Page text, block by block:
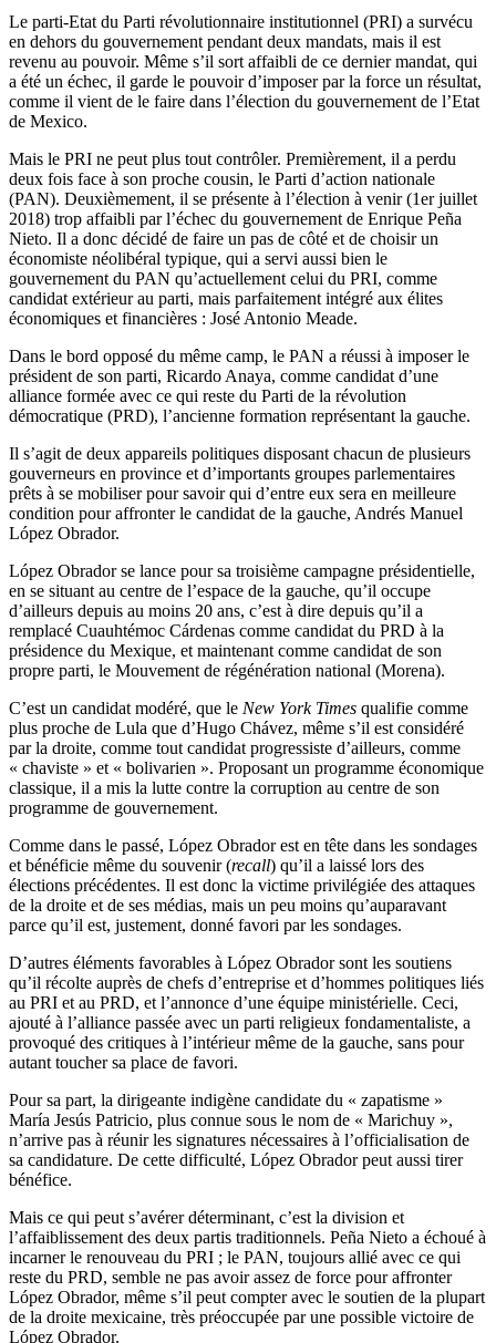
Le parti-Etat du Parti révolutionnaire institutionnel (PRI) a survécu
en dehors du gouvernement pendant deux mandats, mais il est
revenu au pouvoir. Même s’il sort affaibli de ce dernier mandat, qui
a été un échec, il garde le pouvoir d’imposer par la force un résultat,
comme il vient de le faire dans l’élection du gouvernement de l’Etat
de Mexico.
Mais le PRI ne peut plus tout contrôler. Premièrement, il a perdu
deux fois face à son proche cousin, le Parti d’action nationale
(PAN). Deuxièmement, il se présente à l’élection à venir (1er juillet
2018) trop affaibli par l’échec du gouvernement de Enrique Peña
Nieto. Il a donc décidé de faire un pas de côté et de choisir un
économiste néolibéral typique, qui a servi aussi bien le
gouvernement du PAN qu’actuellement celui du PRI, comme
candidat extérieur au parti, mais parfaitement intégré aux élites
économiques et financières : José Antonio Meade.
Dans le bord opposé du même camp, le PAN a réussi à imposer le
président de son parti, Ricardo Anaya, comme candidat d’une
alliance formée avec ce qui reste du Parti de la révolution
démocratique (PRD), l’ancienne formation représentant la gauche.
Il s’agit de deux appareils politiques disposant chacun de plusieurs
gouverneurs en province et d’importants groupes parlementaires
prêts à se mobiliser pour savoir qui d’entre eux sera en meilleure
condition pour affronter le candidat de la gauche, Andrés Manuel
López Obrador.
López Obrador se lance pour sa troisième campagne présidentielle,
en se situant au centre de l’espace de la gauche, qu’il occupe
d’ailleurs depuis au moins 20 ans, c’est à dire depuis qu’il a
remplacé Cuauhtémoc Cárdenas comme candidat du PRD à la
présidence du Mexique, et maintenant comme candidat de son
propre parti, le Mouvement de régénération national (Morena).
C’est un candidat modéré, que le New York Times qualifie comme
plus proche de Lula que d’Hugo Chávez, même s’il est considéré
par la droite, comme tout candidat progressiste d’ailleurs, comme
« chaviste » et « bolivarien ». Proposant un programme économique
classique, il a mis la lutte contre la corruption au centre de son
programme de gouvernement.
Comme dans le passé, López Obrador est en tête dans les sondages
et bénéficie même du souvenir (recall) qu’il a laissé lors des
élections précédentes. Il est donc la victime privilégiée des attaques
de la droite et de ses médias, mais un peu moins qu’auparavant
parce qu’il est, justement, donné favori par les sondages.
D’autres éléments favorables à López Obrador sont les soutiens
qu’il récolte auprès de chefs d’entreprise et d’hommes politiques liés
au PRI et au PRD, et l’annonce d’une équipe ministérielle. Ceci,
ajouté à l’alliance passée avec un parti religieux fondamentaliste, a
provoqué des critiques à l’intérieur même de la gauche, sans pour
autant toucher sa place de favori.
Pour sa part, la dirigeante indigène candidate du « zapatisme »
María Jesús Patricio, plus connue sous le nom de « Marichuy »,
n’arrive pas à réunir les signatures nécessaires à l’officialisation de
sa candidature. De cette difficulté, López Obrador peut aussi tirer
bénéfice.
Mais ce qui peut s’avérer déterminant, c’est la division et
l’affaiblissement des deux partis traditionnels. Peña Nieto a échoué à
incarner le renouveau du PRI ; le PAN, toujours allié avec ce qui
reste du PRD, semble ne pas avoir assez de force pour affronter
López Obrador, même s’il peut compter avec le soutien de la plupart
de la droite mexicaine, très préoccupée par une possible victoire de
López Obrador.